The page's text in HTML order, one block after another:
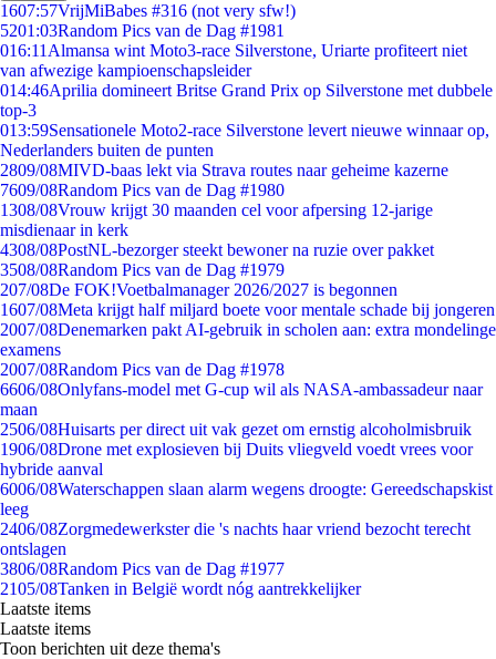
1607:57VrijMiBabes #316 (not very sfw!)
5201:03Random Pics van de Dag #1981
016:11 Almansa wint Moto3-race Silverstone, Uriarte profiteert niet
van afwezige kampioenschapsleider
014:46Aprilia domineert Britse Grand Prix op Silverstone met dubbele
top-3
013:59Sensationele Moto2-race Silverstone levert nieuwe winnaar op,
Nederlanders buiten de punten
2809/08MIVD-baas lekt via Strava routes naar geheime kazerne
7609/08Random Pics van de Dag #1980
1308/08Vrouw krijgt 30 maanden cel voor afpersing 12-jarige
misdienaar in kerk
4308/08PostNL-bezorger steekt bewoner na ruzie over pakket
3508/08Random Pics van de Dag #1979
207/08De FOK!Voetbalmanager 2026/2027 is begonnen
1607/08Meta krijgt half miljard boete voor mentale schade bij jongeren
2007/08Denemarken pakt AI-gebruik in scholen aan: extra mondelinge
examens
2007/08Random Pics van de Dag #1978
6606/08Onlyfans-model met G-cup wil als NASA-ambassadeur naar
maan
2506/08Huisarts per direct uit vak gezet om ernstig alcoholmisbruik
1906/08Drone met explosieven bij Duits vliegveld voedt vrees voor
hybride aanval
6006/08Waterschappen slaan alarm wegens droogte: Gereedschapskist
leeg
2406/08Zorgmedewerkster die 's nachts haar vriend bezocht terecht
ontslagen
3806/08Random Pics van de Dag #1977
2105/08Tanken in België wordt nóg aantrekkelijker
Laatste items
Laatste items
Toon berichten uit deze thema's